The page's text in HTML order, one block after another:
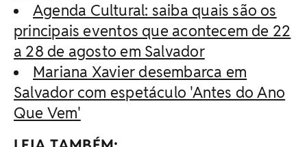
Agenda Cultural: saiba quais são os
principais eventos que acontecem de 22
a 28 de agosto em Salvador
Mariana Xavier desembarca em
Salvador com espetáculo 'Antes do Ano
Que Vem'